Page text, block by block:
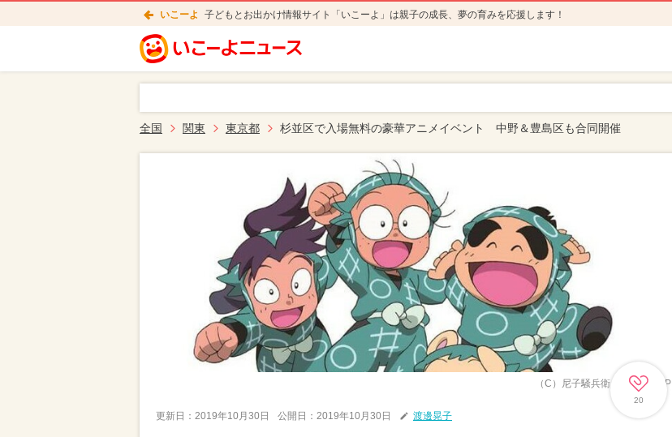
いこーよ 子どもとお出かけ情報サイト「いこーよ」は親子の成長、夢の育みを応援します！
全国 関東 東京都 杉並区で入場無料の豪華アニメイベント 中野＆豊島区も合同開催
（C）尼子騒兵衛／NHK・NEP
20
更新日： 2019年10月30日 公開日： 2019年10月30日 渡邊晃子